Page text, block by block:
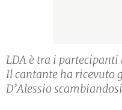
LDA è tra i
Il cantante ha ricevuto
D’Alessio